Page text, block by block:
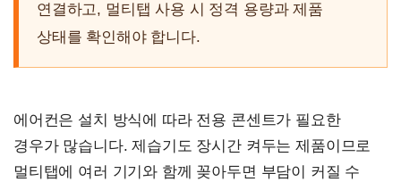
연결하고, 멀티탭 사용 시 정격 용량과 제품
상태를 확인해야 합니다.
에어컨은 설치 방식에 따라 전용 콘센트가 필요한
경우가 많습니다. 제습기도 장시간 켜두는 제품이므로
멀티탭에 여러 기기와 함께 꽂아두면 부담이 커질 수